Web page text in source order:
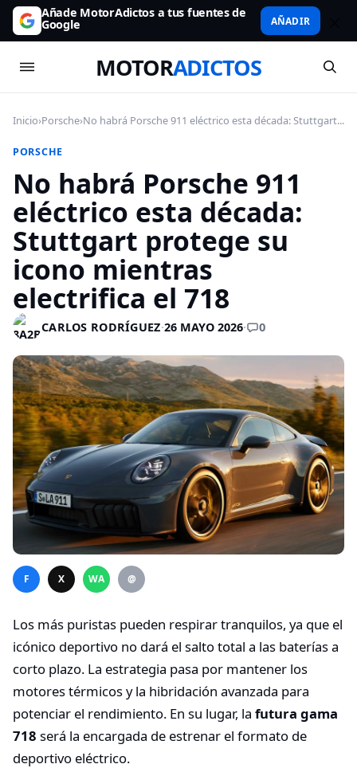
Añade MotorAdictos a tus fuentes de
Google AÑADIR
MOTORADICTOS
Inicio›Porsche›No habrá Porsche 911 eléctrico esta década: Stuttgart...
PORSCHE
No habrá Porsche 911
eléctrico esta década:
Stuttgart protege su
icono mientras
electrifica el 718
CARLOS RODRÍGUEZ·26 MAYO 2026· 0
F X WA @
Los más puristas pueden respirar tranquilos, ya que el
icónico deportivo no dará el salto total a las baterías a
corto plazo. La estrategia pasa por mantener los
motores térmicos y la hibridación avanzada para
potenciar el rendimiento. En su lugar, la futura gama
718 será la encargada de estrenar el formato de
deportivo eléctrico.